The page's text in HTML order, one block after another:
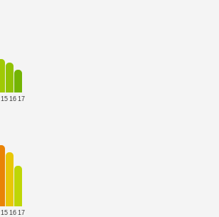
15 16 17
15 16 17